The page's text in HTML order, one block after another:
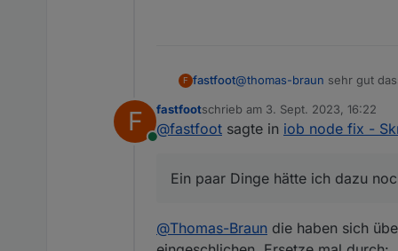
F fastfoot@thomas-braun sehr gut
Ein paar Dinge hätte ich
F
Online
fastfootschrieb am 3. Sept. 2023, 16:22
zuletzt editiert von
@fastfoot sagte in iob node fix -
Ein paar Dinge hätte ich dazu
@Thomas-Braun die haben sich